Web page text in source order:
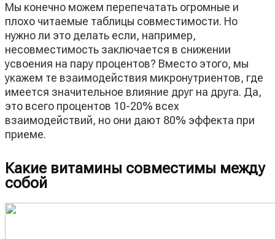
Мы конечно можем перепечатать огромные и
плохо читаемые таблицы совместимости. Но
нужно ли это делать если, например,
несовместимость заключается в снижении
усвоения на пару процентов? Вместо этого, мы
укажем те взаимодействия микронутриентов, где
имеется значительное влияние друг на друга. Да,
это всего процентов 10-20% всех
взаимодействий, но они дают 80% эффекта при
приеме.
Какие витамины совместимы между
собой